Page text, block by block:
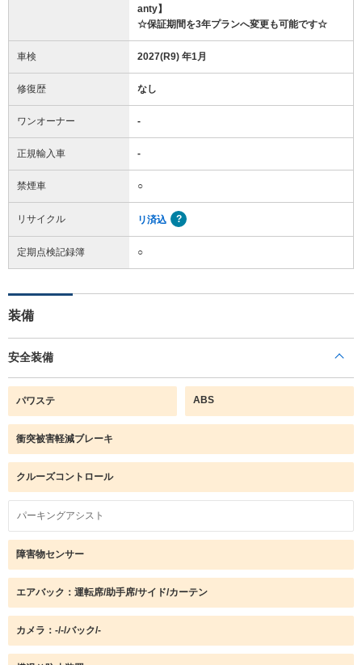
anty】
☆保証期間を3年プランへ変更も可能です☆
車検 2027(R9) 年1月
修復歴 なし
ワンオーナー -
正規輸入車 -
禁煙車 ○
リサイクル リ済込
定期点検記録簿 ○
装備
安全装備
パワステ ABS
衝突被害軽減ブレーキ
クルーズコントロール
パーキングアシスト
障害物センサー
エアバック：運転席/助手席/サイド/カーテン
カメラ：-/-/バック/-